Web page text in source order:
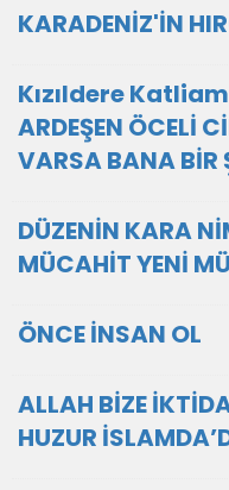
KARADENİZ'İN
Kızıldere
ARDEŞEN ÖCELİ
VARSA BANA BİR
DÜZENİN KARA
MÜCAHİT YENİ
ÖNCE İNSAN OL
ALLAH BİZE
HUZUR